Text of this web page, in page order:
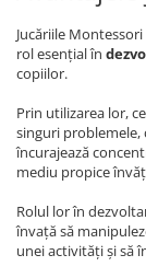
Jucăriile
rol esențial în
copiilor.
Prin utilizarea lor,
singuri problemele,
încurajează
mediu propice
Rolul lor în
învață să
unei activități și să